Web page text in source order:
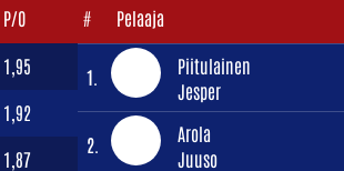
P/O
1,95
1,92
1,87
# Pelaaja
1.
Piitulainen
Jesper
2.
Arola
Juuso